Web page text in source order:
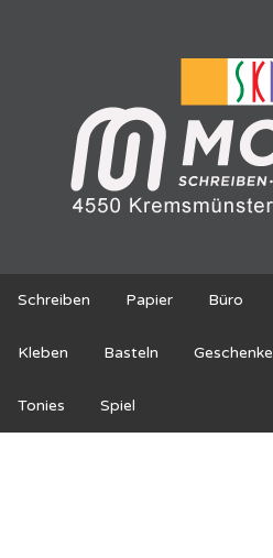
Schreiben Papier Büro
Kleben Basteln Geschenke
Tonies Spiel